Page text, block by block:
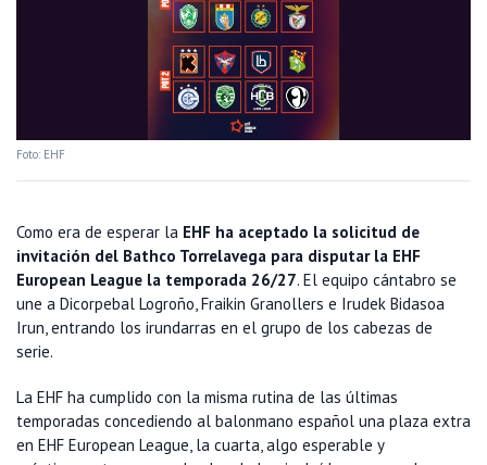
Foto: EHF
Como era de esperar la EHF ha aceptado la solicitud de
invitación del Bathco Torrelavega para disputar la EHF
European League la temporada 26/27. El equipo cántabro se
une a Dicorpebal Logroño, Fraikin Granollers e Irudek Bidasoa
Irun, entrando los irundarras en el grupo de los cabezas de
serie.
La EHF ha cumplido con la misma rutina de las últimas
temporadas concediendo al balonmano español una plaza extra
en EHF European League, la cuarta, algo esperable y